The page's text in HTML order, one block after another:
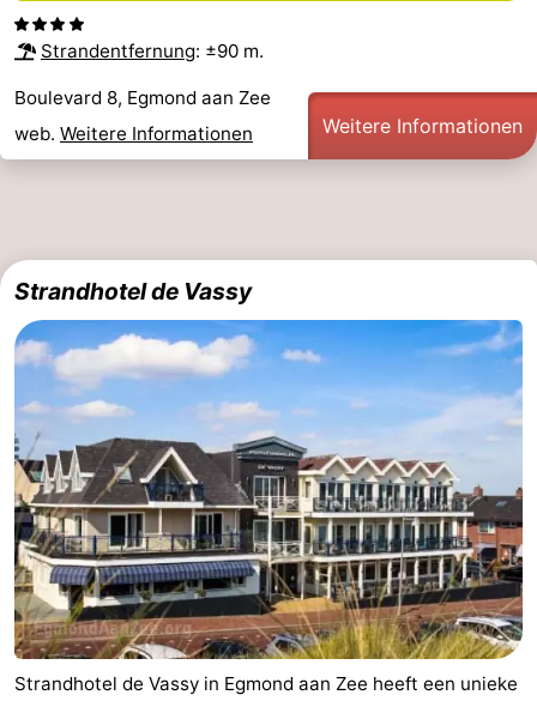
Sportangeln
Blumen
Essen
und
Veranstaltungen
Forum
Route
Parken
Reisebuchshop
Medizin
Adressen
Region
Nordholland
-
Strandentfernung: ±90 m.
Boulevard 8, Egmond aan Zee
web. Weitere Informationen Weitere Informationen
Strandhotel de Vassy
Strandhotel de Vassy in Egmond aan Zee heeft een unieke